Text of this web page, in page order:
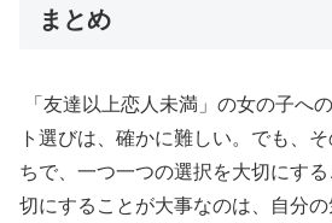
まとめ
「友達以上恋人未満」の女の子へ
ト選びは、確かに難しい。でも、
ちで、一つ一つの選択を大切にす
切にすることが大事なのは、自分の